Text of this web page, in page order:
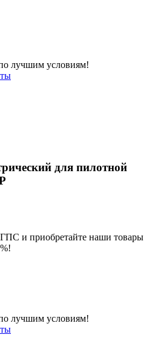
лучшим условиям!
для пилотной
и приобретайте наши товары
лучшим условиям!